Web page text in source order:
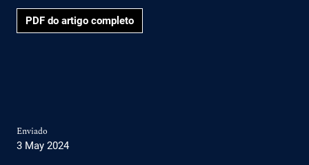
PDF do artigo completo
Enviado
3 May 2024